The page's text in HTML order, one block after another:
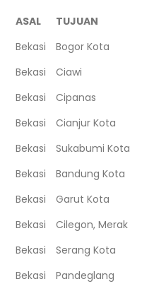
ASAL TUJUAN
Bekasi
Bogor Kota
Bekasi
Ciawi
Bekasi
Cipanas
Bekasi
Cianjur Kota
Bekasi
Sukabumi Kota
Bekasi
Bandung Kota
Bekasi
Garut Kota
Bekasi
Cilegon, Merak
Bekasi
Serang Kota
Bekasi
Pandeglang